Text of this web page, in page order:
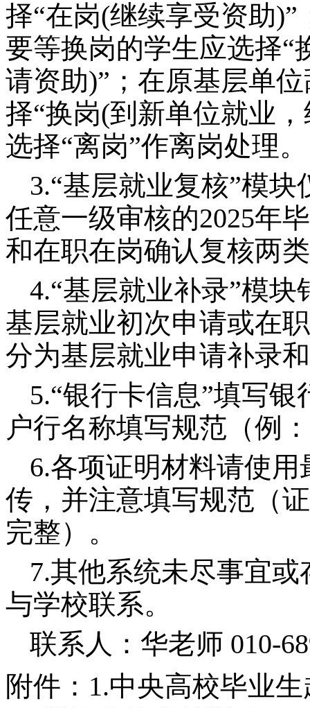
择“在岗(继续享受资助
要等换岗的学生应选择“
请资助)”；在原基层单
择“换岗(到新单位就业
选择“离岗”作离岗处理。
3.“基层就业复核”模
任意一级审核的2025年
和在职在岗确认复核两
4.“基层就业补录”模
基层就业初次申请或在
分为基层就业申请补录
5.“银行卡信息”填写
户行名称填写规范（例
6.各项证明材料请使
传，并注意填写规范（
完整）。
7.其他系统未尽事宜
与学校联系。
联系人：华老师 010-
附件：1.中央高校毕业